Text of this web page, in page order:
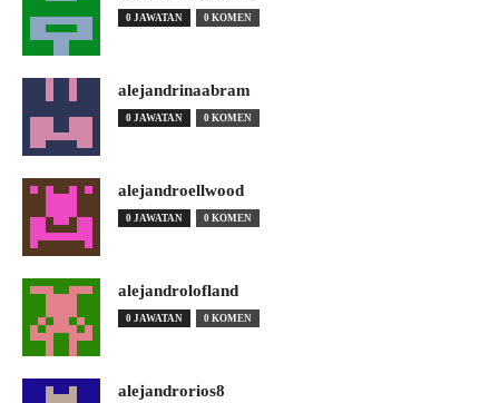
0 JAWATAN 0 KOMEN
alejandrinaabram
0 JAWATAN 0 KOMEN
alejandroellwood
0 JAWATAN 0 KOMEN
alejandrolofland
0 JAWATAN 0 KOMEN
alejandrorios8